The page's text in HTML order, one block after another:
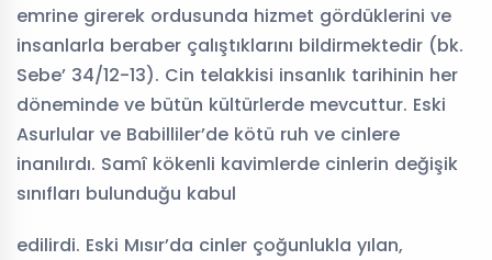
emrine girerek ordusunda hizmet gördüklerini ve
insanlarla beraber çalıştıklarını bildirmektedir (bk.
Sebe’ 34/12-13). Cin telakkisi insanlık tarihinin her
döneminde ve bütün kültürlerde mevcuttur. Eski
Asurlular ve Babilliler’de kötü ruh ve cinlere
inanılırdı. Samî kökenli kavimlerde cinlerin değişik
sınıfları bulunduğu kabul
edilirdi. Eski Mısır’da cinler çoğunlukla yılan,